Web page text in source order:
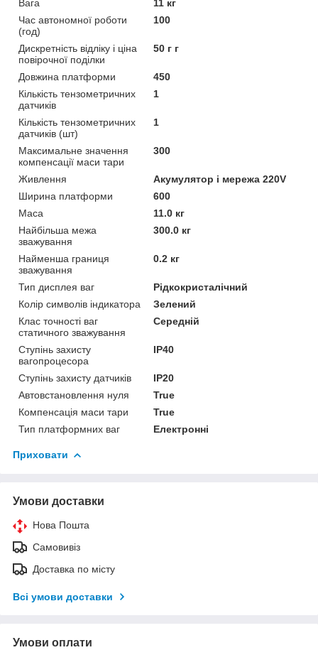
Вага
11 кг
Час автономної роботи
(год)
100
Дискретність відліку і ціна
повірочної поділки
50 г г
Довжина платформи
450
Кількість тензометричних
датчиків
1
Кількість тензометричних
датчиків (шт)
1
Максимальне значення
компенсації маси тари
300
Живлення
Акумулятор і мережа 220V
Ширина платформи
600
Маса
11.0 кг
Найбільша межа
зважування
300.0 кг
Найменша границя
зважування
0.2 кг
Тип дисплея ваг
Рідкокристалічний
Колір символів індикатора
Зелений
Клас точності ваг
статичного зважування
Середній
Ступінь захисту
вагопроцесора
IP40
Ступінь захисту датчиків
IP20
Автовстановлення нуля
True
Компенсація маси тари
True
Тип платформних ваг
Електронні
Приховати
Умови доставки
Нова Пошта
Самовивіз
Доставка по місту
Всі умови доставки
Умови оплати